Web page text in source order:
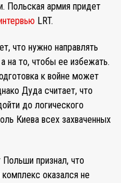
Польская армия придет
LRT.
что нужно направлять
на то, чтобы ее избежать.
к войне может
Дуда считает, что
до логического
Киева всех захваченных
признал, что
оказался не